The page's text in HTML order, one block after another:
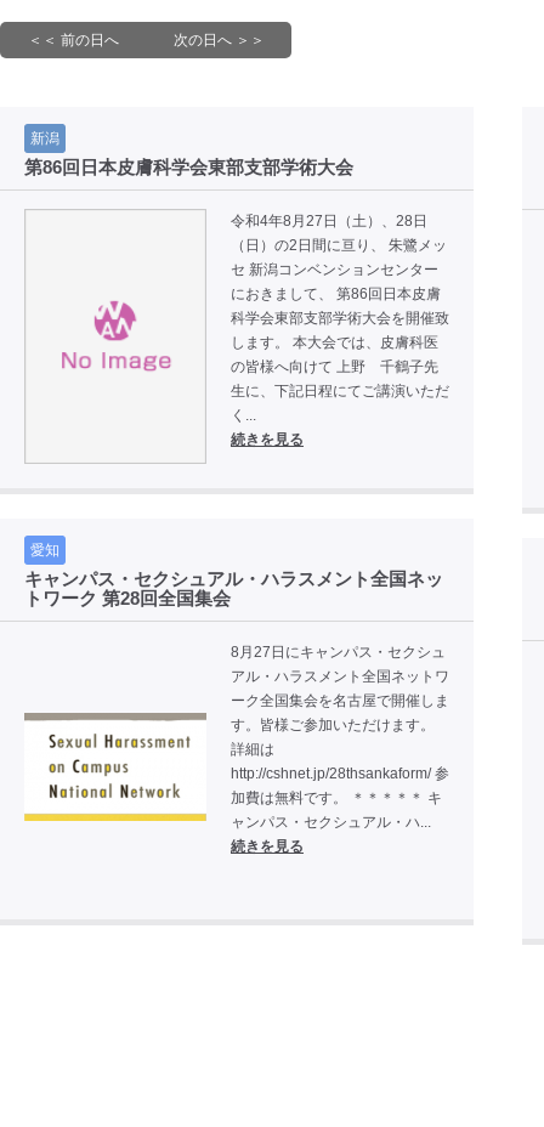
＜＜ 前の日へ 次の日へ ＞＞
新潟
第86回日本皮膚科学会東部支部学術大会
令和4年8月27日（土）、28日
（日）の2日間に亘り、 朱鷺メッ
セ 新潟コンベンションセンター
におきまして、 第86回日本皮膚
科学会東部支部学術大会を開催致
します。 本大会では、皮膚科医
の皆様へ向けて 上野 千鶴子先
生に、下記日程にてご講演いただ
く...
続きを見る
愛知
キャンパス・セクシュアル・ハラスメント全国ネッ
トワーク 第28回全国集会
8月27日にキャンパス・セクシュ
アル・ハラスメント全国ネットワ
ーク全国集会を名古屋で開催しま
す。皆様ご参加いただけます。
詳細は
http://cshnet.jp/28thsankaform/ 参
加費は無料です。 ＊＊＊＊＊ キ
ャンパス・セクシュアル・ハ...
続きを見る